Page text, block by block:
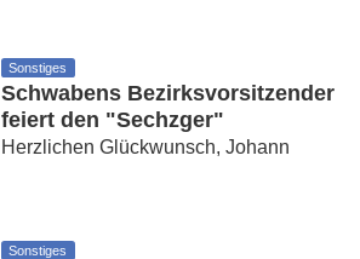
Sonstiges
Schwabens Bezirksvorsitzender
feiert den "Sechzger"
Herzlichen Glückwunsch, Johann
Sonstiges